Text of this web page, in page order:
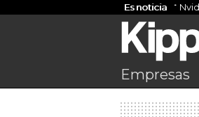
Es noticia
Empresas